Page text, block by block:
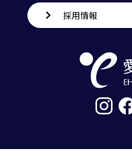
採用情報